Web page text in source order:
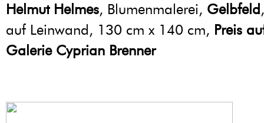
Helmut Helmes, Blumenmalerei, Gelbfeld
auf Leinwand, 130 cm x 140 cm, Preis
Galerie Cyprian Brenner